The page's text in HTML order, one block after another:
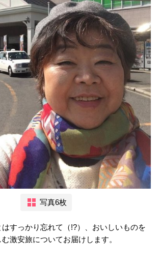
写真6枚
すっかり忘れて（!?）、おいしいものを
激安旅についてお届けします。